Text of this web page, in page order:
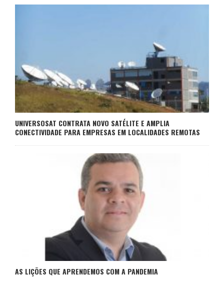
UNIVERSOSAT CONTRATA NOVO SATÉLITE E AMPLIA
CONECTIVIDADE PARA EMPRESAS EM LOCALIDADES REMOTAS
AS LIÇÕES QUE APRENDEMOS COM A PANDEMIA